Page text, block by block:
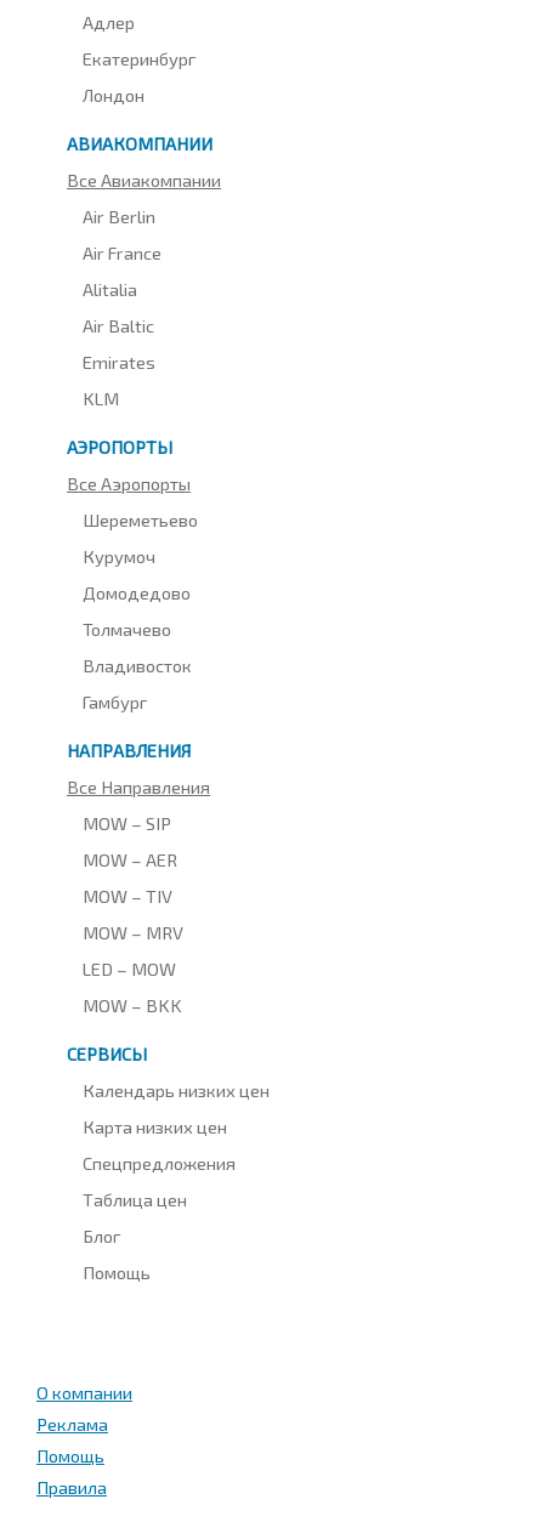
Адлер
Екатеринбург
Лондон
АВИАКОМПАНИИ
Все Авиакомпании
Air Berlin
Air France
Alitalia
Air Baltic
Emirates
KLM
АЭРОПОРТЫ
Все Аэропорты
Шереметьево
Курумоч
Домодедово
Толмачево
Владивосток
Гамбург
НАПРАВЛЕНИЯ
Все Направления
MOW – SIP
MOW – AER
MOW – TIV
MOW – MRV
LED – MOW
MOW – BKK
СЕРВИСЫ
Календарь низких цен
Карта низких цен
Спецпредложения
Таблица цен
Блог
Помощь
О компании
Реклама
Помощь
Правила